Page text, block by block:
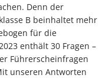
Denn der
B beinhaltet mehr
für die
enthält 30 Fragen –
Führerscheinfragen
unseren Antworten